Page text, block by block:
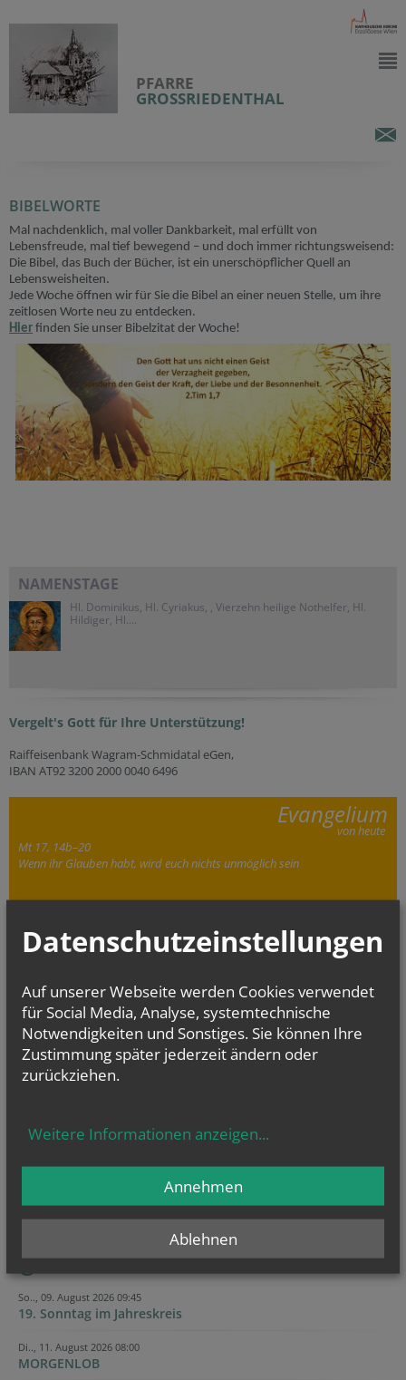
PFARRE
GROSSRIEDENTHAL
BIBELWORTE
Mal nachdenklich, mal voller Dankbarkeit, mal erfüllt von
Lebensfreude, mal tief bewegend – und doch immer richtungsweisend:
Die Bibel, das Buch der Bücher, ist ein unerschöpflicher Quell an
Lebensweisheiten.
Jede Woche öffnen wir für Sie die Bibel an einer neuen Stelle, um ihre
zeitlosen Worte neu zu entdecken.
Hier finden Sie unser Bibelzitat der Woche!
NAMENSTAGE
Hl. Dominikus, Hl. Cyriakus, , Vierzehn heilige Nothelfer, Hl.
Hildiger, Hl....
Vergelt's Gott für Ihre Unterstützung!
Raiffeisenbank Wagram-Schmidatal eGen,
IBAN AT92 3200 2000 0040 6496
Evangelium
von heute
Mt 17, 14b–20
Wenn ihr Glauben habt, wird euch nichts unmöglich sein
GOTTESDIENSTE
So.., 09. August 2026 09:45
19. Sonntag im Jahreskreis
Di.., 11. August 2026 08:00
MORGENLOB
Datenschutzeinstellungen
Auf unserer Webseite werden Cookies verwendet
für Social Media, Analyse, systemtechnische
Notwendigkeiten und Sonstiges. Sie können Ihre
Zustimmung später jederzeit ändern oder
zurückziehen.
Weitere Informationen anzeigen...
Ablehnen
Annehmen